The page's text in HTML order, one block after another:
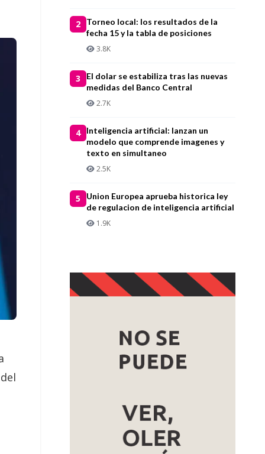
2
Torneo local: los resultados de la
fecha 15 y la tabla de posiciones
3.8K
3
El dolar se estabiliza tras las nuevas
medidas del Banco Central
2.7K
4
Inteligencia artificial: lanzan un
modelo que comprende imagenes y
texto en simultaneo
2.5K
5
Union Europea aprueba historica ley
de regulacion de inteligencia artificial
1.9K